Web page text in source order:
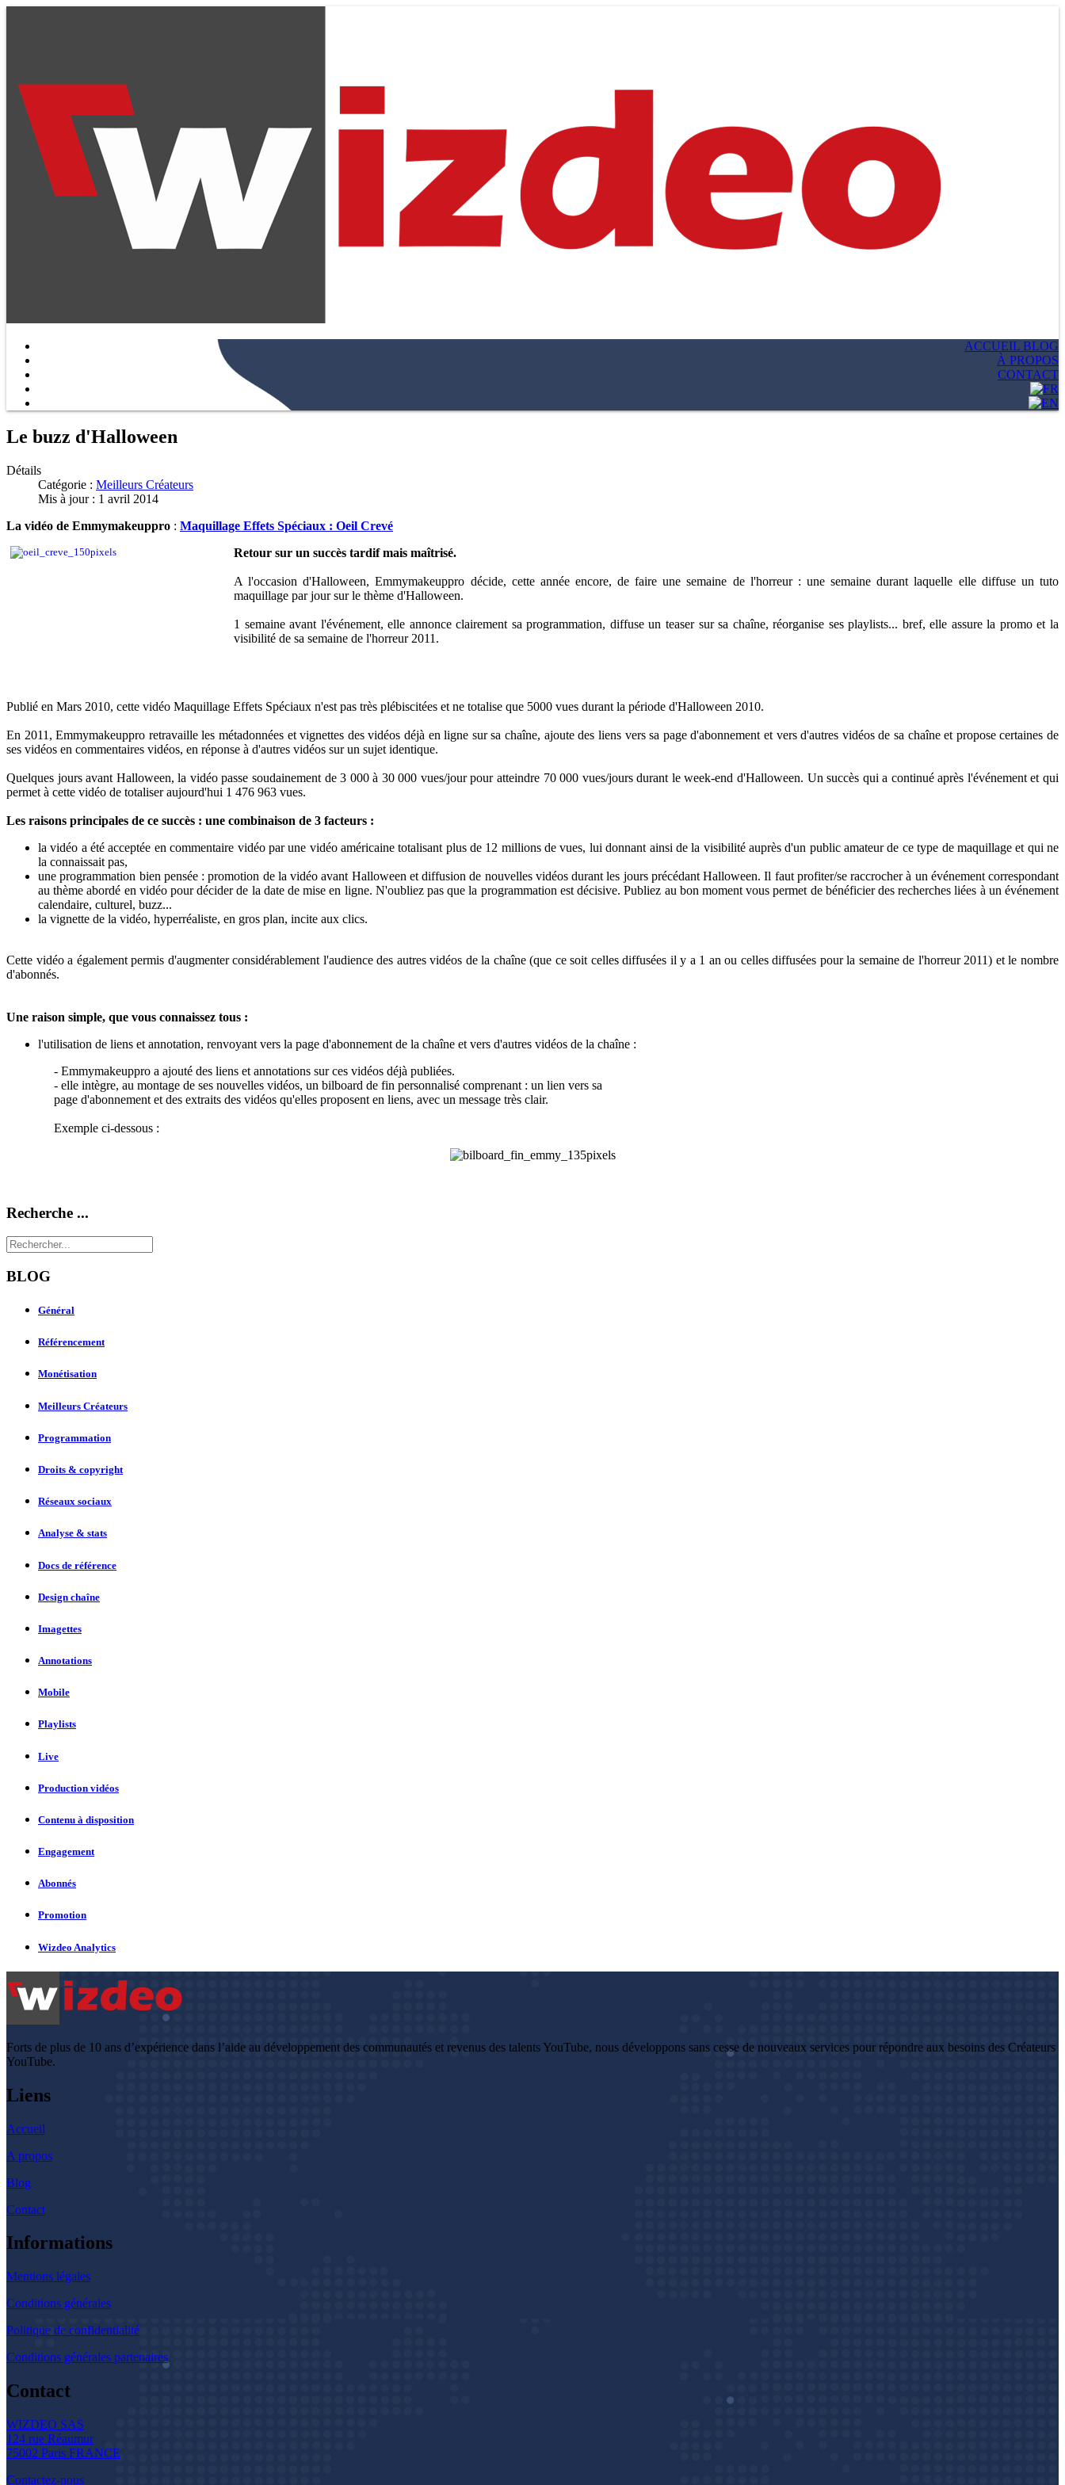
ACCUEIL BLOG
À PROPOS
CONTACT
Le buzz d'Halloween
Détails
Catégorie : Meilleurs Créateurs
Mis à jour : 1 avril 2014
La vidéo de Emmymakeuppro : Maquillage Effets Spéciaux : Oeil Crevé
Retour sur un succès tardif mais maîtrisé.
A l'occasion d'Halloween, Emmymakeuppro décide, cette année encore, de faire une semaine de l'horreur : une semaine durant laquelle elle diffuse un tuto
maquillage par jour sur le thème d'Halloween.
1 semaine avant l'événement, elle annonce clairement sa programmation, diffuse un teaser sur sa chaîne, réorganise ses playlists... bref, elle assure la promo et la
visibilité de sa semaine de l'horreur 2011.
Publié en Mars 2010, cette vidéo Maquillage Effets Spéciaux n'est pas très plébiscitées et ne totalise que 5000 vues durant la période d'Halloween 2010.
En 2011, Emmymakeuppro retravaille les métadonnées et vignettes des vidéos déjà en ligne sur sa chaîne, ajoute des liens vers sa page d'abonnement et vers d'autres vidéos de sa chaîne et propose certaines de
ses vidéos en commentaires vidéos, en réponse à d'autres vidéos sur un sujet identique.
Quelques jours avant Halloween, la vidéo passe soudainement de 3 000 à 30 000 vues/jour pour atteindre 70 000 vues/jours durant le week-end d'Halloween. Un succès qui a continué après l'événement et qui
permet à cette vidéo de totaliser aujourd'hui 1 476 963 vues.
Les raisons principales de ce succès : une combinaison de 3 facteurs :
la vidéo a été acceptée en commentaire vidéo par une vidéo américaine totalisant plus de 12 millions de vues, lui donnant ainsi de la visibilité auprès d'un public amateur de ce type de maquillage et qui ne
la connaissait pas,
une programmation bien pensée : promotion de la vidéo avant Halloween et diffusion de nouvelles vidéos durant les jours précédant Halloween. Il faut profiter/se raccrocher à un événement correspondant
au thème abordé en vidéo pour décider de la date de mise en ligne. N'oubliez pas que la programmation est décisive. Publiez au bon moment vous permet de bénéficier des recherches liées à un événement
calendaire, culturel, buzz...
la vignette de la vidéo, hyperréaliste, en gros plan, incite aux clics.
Cette vidéo a également permis d'augmenter considérablement l'audience des autres vidéos de la chaîne (que ce soit celles diffusées il y a 1 an ou celles diffusées pour la semaine de l'horreur 2011) et le nombre
d'abonnés.
Une raison simple, que vous connaissez tous :
l'utilisation de liens et annotation, renvoyant vers la page d'abonnement de la chaîne et vers d'autres vidéos de la chaîne :
- Emmymakeuppro a ajouté des liens et annotations sur ces vidéos déjà publiées.
- elle intègre, au montage de ses nouvelles vidéos, un bilboard de fin personnalisé comprenant : un lien vers sa
page d'abonnement et des extraits des vidéos qu'elles proposent en liens, avec un message très clair.
Exemple ci-dessous :
Recherche ...
BLOG
Général
Référencement
Monétisation
Meilleurs Créateurs
Programmation
Droits & copyright
Réseaux sociaux
Analyse & stats
Docs de référence
Design chaîne
Imagettes
Annotations
Mobile
Playlists
Live
Production vidéos
Contenu à disposition
Engagement
Abonnés
Promotion
Wizdeo Analytics
Forts de plus de 10 ans d’expérience dans l’aide au développement des communautés et revenus des talents YouTube, nous développons sans cesse de nouveaux services pour répondre aux besoins des Créateurs
YouTube.
Liens
Accueil
A propos
Blog
Contact
Informations
Mentions légales
Conditions générales
Politique de confidentialité
Conditions générales partenaires
Contact
WIZDEO SAS
124 rue Réaumur
75002 Paris FRANCE
Contactez-nous